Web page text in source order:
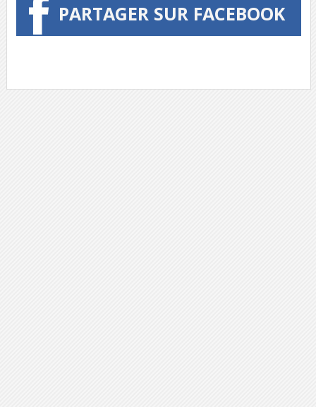
PARTAGER SUR FACEBOOK